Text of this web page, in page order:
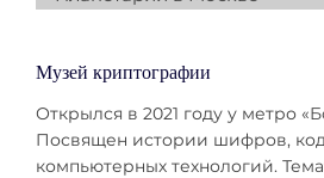
Музей криптографии
Открылся в 2021 году у метро
Посвящен истории шифров,
компьютерных технологий.